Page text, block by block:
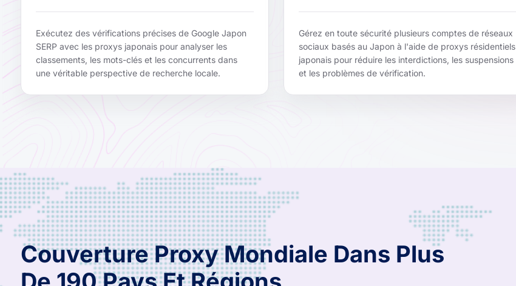
Exécutez des vérifications précises de Google Japon
SERP avec les proxys japonais pour analyser les
classements, les mots-clés et les concurrents dans
une véritable perspective de recherche locale.
Gérez en toute sécurité plusieurs comptes de réseaux
sociaux basés au Japon à l'aide de proxys résidentiels
japonais pour réduire les interdictions, les suspensions
et les problèmes de vérification.
Couverture Proxy Mondiale Dans Plus